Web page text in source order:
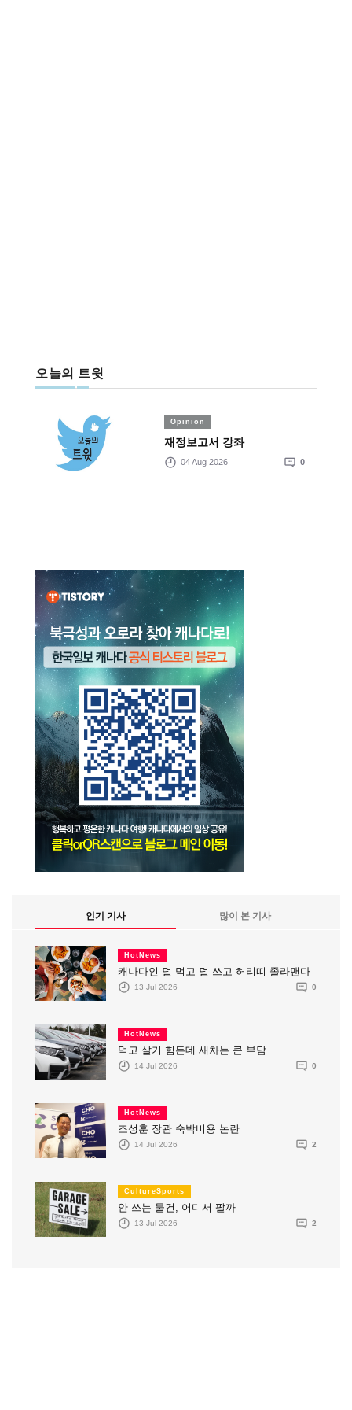
오늘의 트윗
Opinion
재정보고서 강좌
04 Aug 2026 0
인기 기사 많이 본 기사
HotNews
캐나다인 덜 먹고 덜 쓰고 허리띠 졸라맨다
13 Jul 2026 0
HotNews
먹고 살기 힘든데 새차는 큰 부담
14 Jul 2026 0
HotNews
조성훈 장관 숙박비용 논란
14 Jul 2026 2
CultureSports
안 쓰는 물건, 어디서 팔까
13 Jul 2026 2